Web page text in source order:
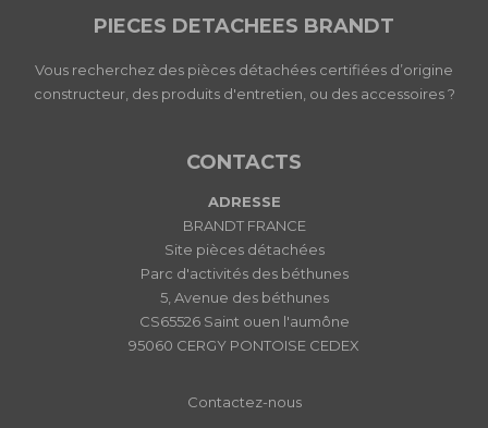
PIECES DETACHEES BRANDT
Vous recherchez des pièces détachées certifiées d’origine
constructeur, des produits d'entretien, ou des accessoires ?
CONTACTS
ADRESSE
BRANDT FRANCE
Site pièces détachées
Parc d'activités des béthunes
5, Avenue des béthunes
CS65526 Saint ouen l'aumône
95060 CERGY PONTOISE CEDEX
Contactez-nous